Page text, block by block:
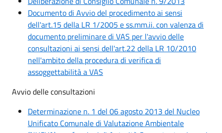
Documento di Avvio del procedimento ai sensi
dell'art.15 della LR 1/2005 e ss.mm.ii. con valenza di
documento preliminare di VAS per l'avvio delle
consultazioni ai sensi dell'art.22 della LR 10/2010
nell'ambito della procedura di verifica di
assoggettabilità a VAS
Avvio delle consultazioni
Determinazione n. 1 del 06 agosto 2013 del Nucleo
Unificato Comunale di Valutazione Ambientale